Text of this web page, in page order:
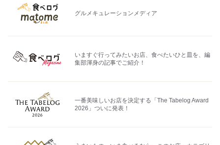
グルメキュレーションメディア
いますぐ行ってみたいお店、食べたいひと皿を、編
集部渾身の記事でご紹介！
一番美味しいお店を決定する「The Tabelog Award
2026」ついに発表！